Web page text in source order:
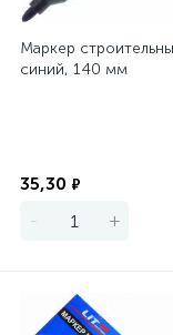
Маркер
синий, 140 мм
35,30 ₽
- +